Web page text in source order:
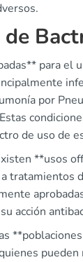
de
para el
por
de uso de
**usos
tratamientos
acción